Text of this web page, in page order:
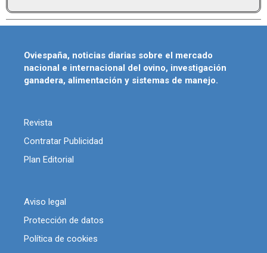
Oviespaña, noticias diarias sobre el mercado
nacional e internacional del ovino, investigación
ganadera, alimentación y sistemas de manejo.
Revista
Contratar Publicidad
Plan Editorial
Aviso legal
Protección de datos
Política de cookies